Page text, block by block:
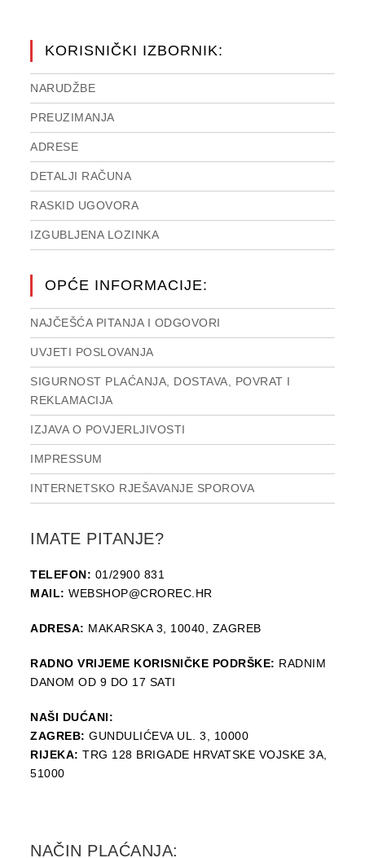
KORISNIČKI IZBORNIK:
NARUDŽBE
PREUZIMANJA
ADRESE
DETALJI RAČUNA
RASKID UGOVORA
IZGUBLJENA LOZINKA
OPĆE INFORMACIJE:
NAJČEŠĆA PITANJA I ODGOVORI
UVJETI POSLOVANJA
SIGURNOST PLAĆANJA, DOSTAVA, POVRAT I
REKLAMACIJA
IZJAVA O POVJERLJIVOSTI
IMPRESSUM
INTERNETSKO RJEŠAVANJE SPOROVA
IMATE PITANJE?
TELEFON: 01/2900 831
MAIL: WEBSHOP@CROREC.HR
ADRESA: MAKARSKA 3, 10040, ZAGREB
RADNO VRIJEME KORISNIČKE PODRŠKE: RADNIM
DANOM OD 9 DO 17 SATI
NAŠI DUĆANI:
ZAGREB: GUNDULIĆEVA UL. 3, 10000
RIJEKA: TRG 128 BRIGADE HRVATSKE VOJSKE 3A,
51000
NAČIN PLAĆANJA: